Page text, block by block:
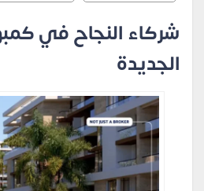
شركاء النجاح في
الجديدة